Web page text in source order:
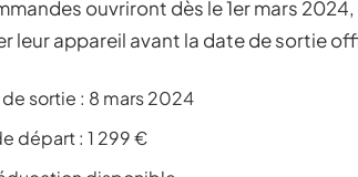
ouvriront dès le 1er mars
leur appareil avant la date de sortie
sortie : 8 mars 2024
départ : 1 299 €